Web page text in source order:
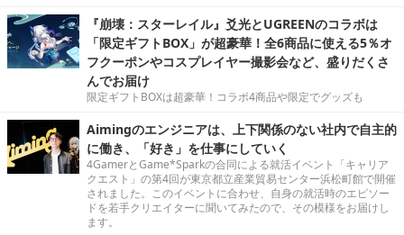
『崩壊：スターレイル』爻光とUGREENのコラボは
「限定ギフトBOX」が超豪華！全6商品に使える5％オ
フクーポンやコスプレイヤー撮影会など、盛りだくさ
んでお届け
限定ギフトBOXは超豪華！コラボ4商品や限定でグッズも
Aimingのエンジニアは、上下関係のない社内で自主的
に働き、「好き」を仕事にしていく
4GamerとGame*Sparkの合同による就活イベント「キャリア
クエスト」の第4回が東京都立産業貿易センター浜松町館で開催
されました。このイベントに合わせ、自身の就活時のエピソー
ドを若手クリエイターに聞いてみたので、その模様をお届けし
ます。